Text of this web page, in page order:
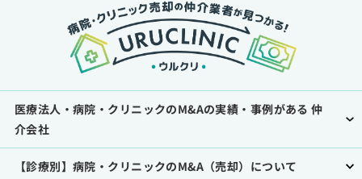
医療法人・病院・クリニックのM&Aの実績・事例がある 仲
介会社
【診療別】病院・クリニックのM&A（売却）について